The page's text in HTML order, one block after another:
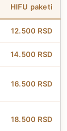
HIFU paketi
12.500 RSD
14.500 RSD
16.500 RSD
18.500 RSD